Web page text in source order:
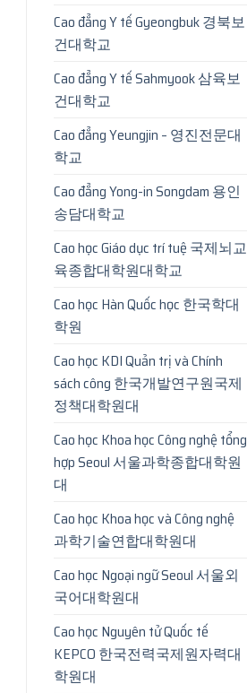
Cao đẳng Y tế Gyeongbuk 경북보
건대학교
Cao đẳng Y tế Sahmyook 삼육보
건대학교
Cao đẳng Yeungjin – 영진전문대
학교
Cao đẳng Yong-in Songdam 용인
송담대학교
Cao học Giáo dục trí tuệ 국제뇌교
육종합대학원대학교
Cao học Hàn Quốc học 한국학대
학원
Cao học KDI Quản trị và Chính
sách công 한국개발연구원국제
정책대학원대
Cao học Khoa học Công nghệ tổng
hợp Seoul 서울과학종합대학원
대
Cao học Khoa học và Công nghệ
과학기술연합대학원대
Cao học Ngoại ngữ Seoul 서울외
국어대학원대
Cao học Nguyên tử Quốc tế
KEPCO 한국전력국제원자력대
학원대